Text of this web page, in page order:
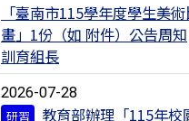
「臺南市115學年度學生美
畫」1份（如 附件）公告周知
訓育組長
2026-07-28
研習 教育部辦理「115年校